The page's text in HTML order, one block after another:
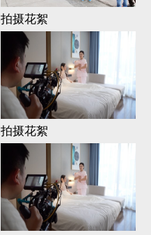
拍摄花絮
拍摄花絮